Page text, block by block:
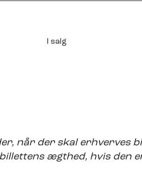
I salg
når der skal erhverves
ægthed, hvis den